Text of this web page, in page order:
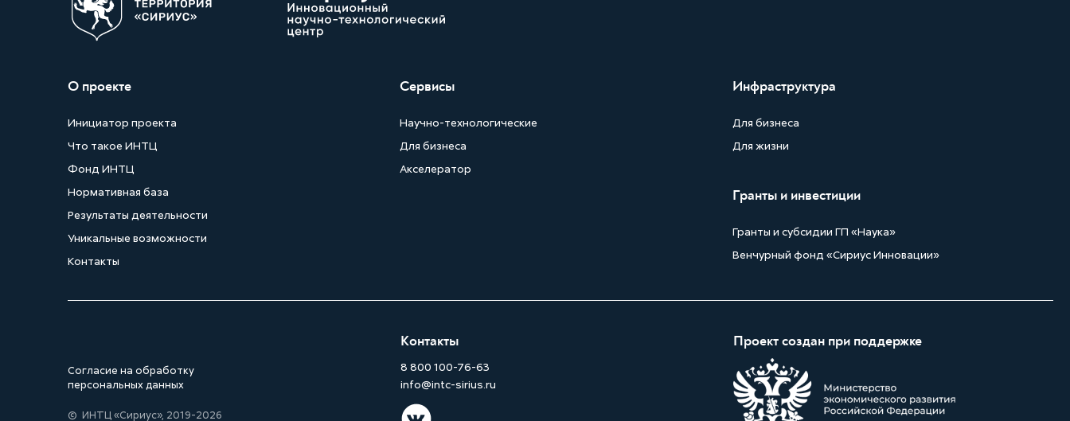
О проекте
Инициатор проекта
Что такое ИНТЦ
Фонд ИНТЦ
Нормативная база
Результаты деятельности
Уникальные возможности
Контакты
Сервисы
Научно-технологические
Для бизнеса
Акселератор
Инфраструктура
Для бизнеса
Для жизни
Гранты и инвестиции
Гранты и субсидии ГП «Наука»
Венчурный фонд «Сириус Инновации»
Согласие на обработку
персональных данных
© ИНТЦ «Сириус», 2019-2026
Контакты
8 800 100-76-63
info@intc-sirius.ru
Проект создан при поддержке